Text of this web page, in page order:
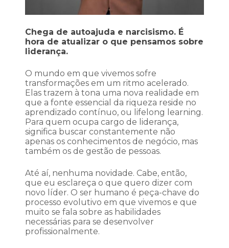
Chega de autoajuda e narcisismo. É
hora de atualizar o que pensamos sobre
liderança.
O mundo em que vivemos sofre
transformações em um ritmo acelerado.
Elas trazem à tona uma nova realidade em
que a fonte essencial da riqueza reside no
aprendizado contínuo, ou lifelong learning.
Para quem ocupa cargo de liderança,
significa buscar constantemente não
apenas os conhecimentos de negócio, mas
também os de gestão de pessoas.
Até aí, nenhuma novidade. Cabe, então,
que eu esclareça o que quero dizer com
novo líder. O ser humano é peça-chave do
processo evolutivo em que vivemos e que
muito se fala sobre as habilidades
necessárias para se desenvolver
profissionalmente.